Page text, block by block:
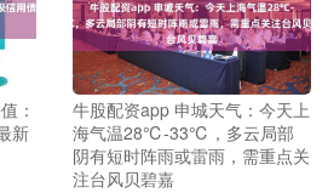
：
新
牛股配资app 申城天气：今天上
海气温28℃-33℃，多云局部
阴有短时阵雨或雷雨，需重点关
注台风贝碧嘉